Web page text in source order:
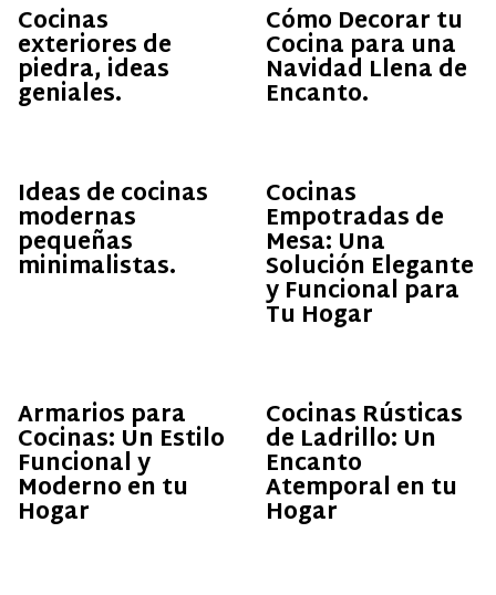
Cocinas
exteriores de
piedra, ideas
geniales.
Cómo Decorar tu
Cocina para una
Navidad Llena de
Encanto.
Ideas de cocinas
modernas
pequeñas
minimalistas.
Cocinas
Empotradas de
Mesa: Una
Solución Elegante
y Funcional para
Tu Hogar
Armarios para
Cocinas: Un Estilo
Funcional y
Moderno en tu
Hogar
Cocinas Rústicas
de Ladrillo: Un
Encanto
Atemporal en tu
Hogar